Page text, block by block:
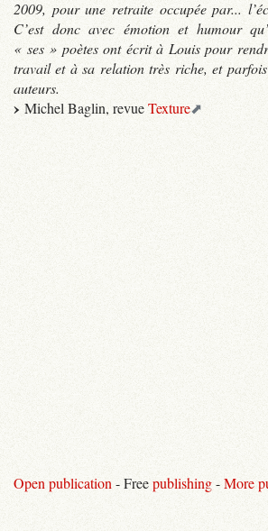
2009, pour une retraite occupée par...
C’est donc avec émotion et humour
« ses » poètes ont écrit à Louis pour
travail et à sa relation très riche, et
auteurs.
Michel Baglin, revueTexture
Open publication - Freepublishing-More